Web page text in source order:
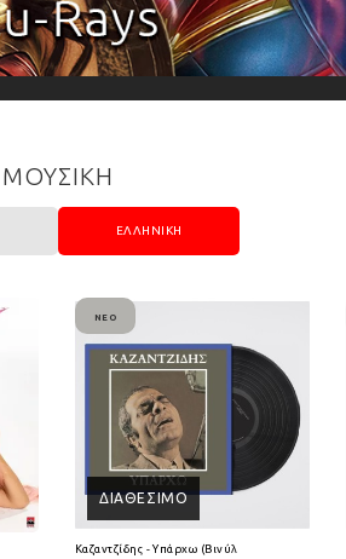
ΜΟΥΣΙΚΗ
ΕΛΛΗΝΙΚΉ
ΔΙΑΘΈΣΙΜΟ
ΝΈΟ
Καζαντζίδης - Υπάρχω (Βινύλιο Lp)